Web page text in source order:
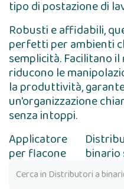
tipo di postazione di
Robusti e affidabili,
perfetti per ambienti
semplicità. Facilitano
riducono le
la produttività,
un'organizzazione
senza intoppi.
Applicatore
per flacone binario